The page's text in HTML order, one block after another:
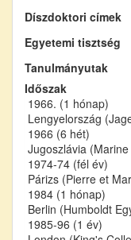
Díszdoktori címek
Egyetemi tisztség
Tanulmányutak
Időszak
1966. (1 hónap)
Lengyelország
1966 (6 hét)
Jugoszlávia
1974-74 (fél év)
Párizs (Pierre et
1984 (1 hónap)
Berlin (Humboldt
1985-96 (1 év)